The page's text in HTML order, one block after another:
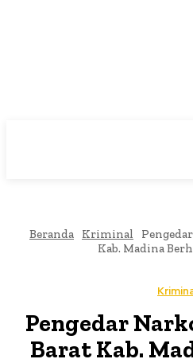
Beranda Kriminal
Kab. Madina
Pengedar
Barat Kab.